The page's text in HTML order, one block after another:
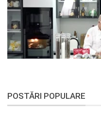
POSTĂRI POPULARE